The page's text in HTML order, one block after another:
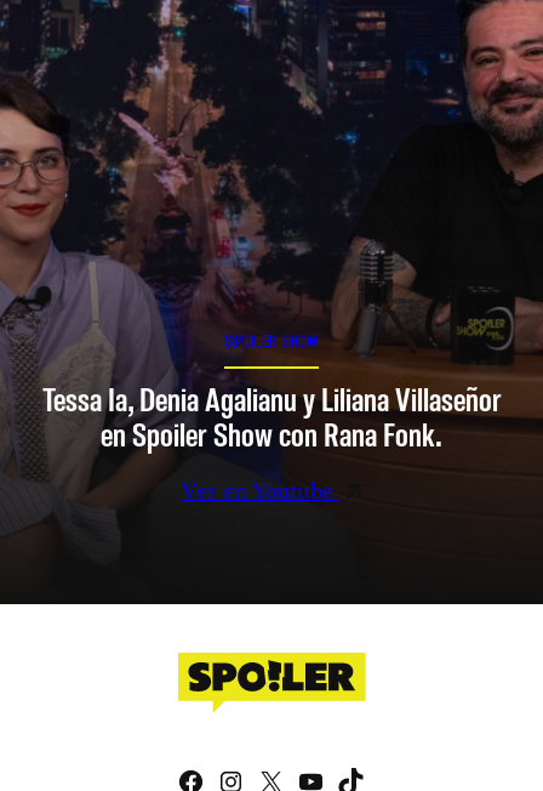
SPOILER SHOW
Tessa Ia, Denia Agalianu y Liliana Villaseñor
en Spoiler Show con Rana Fonk.
Ver en Youtube
Facebook
Instagram
X YouTube